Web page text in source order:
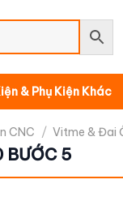
& Phụ Kiện Khác
CNC / Vitme & Đai
BƯỚC 5